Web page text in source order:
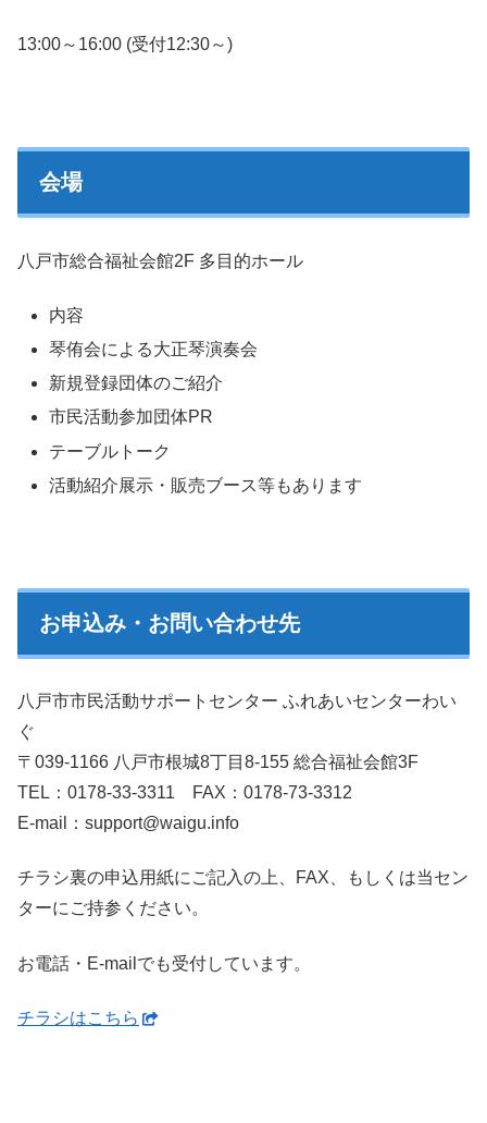
13:00～16:00 (受付12:30～)
会場
八戸市総合福祉会館2F 多目的ホール
内容
琴侑会による大正琴演奏会
新規登録団体のご紹介
市民活動参加団体PR
テーブルトーク
活動紹介展示・販売ブース等もあります
お申込み・お問い合わせ先
八戸市市民活動サポートセンター ふれあいセンターわい
ぐ
〒039-1166 八戸市根城8丁目8-155 総合福祉会館3F
TEL：0178-33-3311 FAX：0178-73-3312
E-mail：support@waigu.info
チラシ裏の申込用紙にご記入の上、FAX、もしくは当セン
ターにご持参ください。
お電話・E-mailでも受付しています。
チラシはこちら